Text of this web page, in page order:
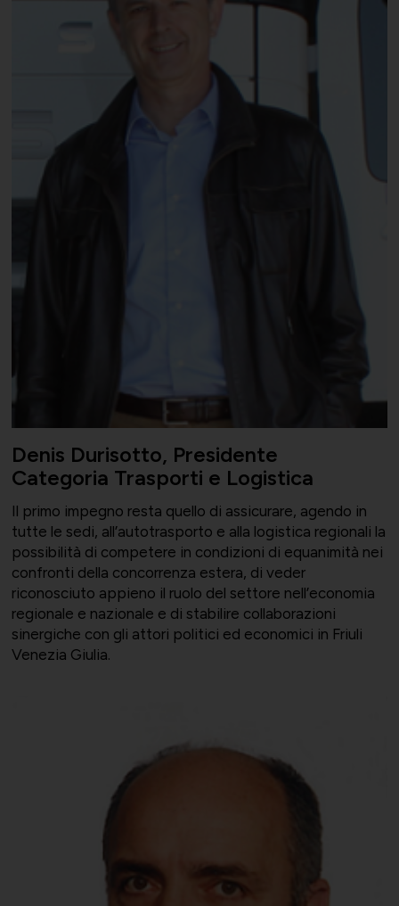
Denis Durisotto, Presidente
Categoria Trasporti e Logistica
Il primo impegno resta quello di assicurare, agendo in
tutte le sedi, all’autotrasporto e alla logistica regionali la
possibilità di competere in condizioni di equanimità nei
confronti della concorrenza estera, di veder
riconosciuto appieno il ruolo del settore nell’economia
regionale e nazionale e di stabilire collaborazioni
sinergiche con gli attori politici ed economici in Friuli
Venezia Giulia.